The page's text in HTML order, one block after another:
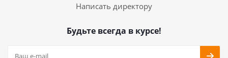
Написать директору
Будьте всегда в курсе!